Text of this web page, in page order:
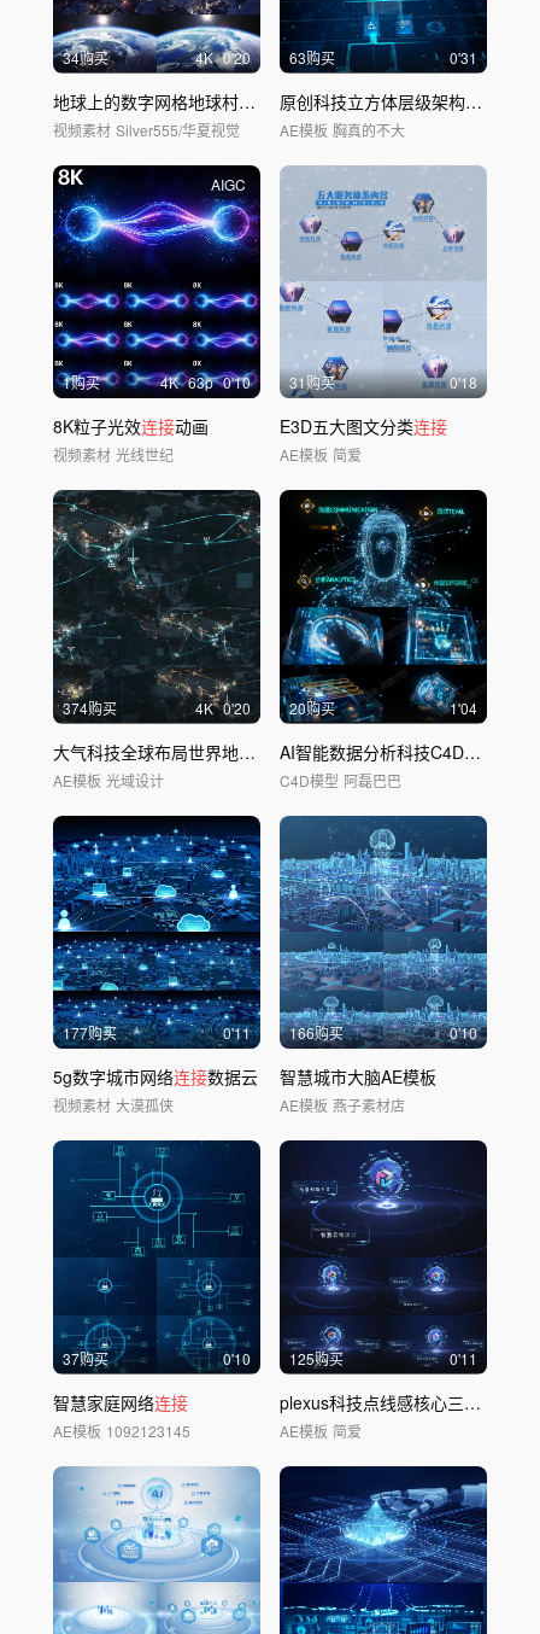
34购买 4K 0'20
地球上的数字网格地球村大数据宇宙星空
视频素材 Silver555/华夏视觉
63购买 0'31
原创科技立方体层级架构
连接
AE模板 胸真的不大
AIGC
1购买 4K 63p 0'10
8K粒子光效连接动画
视频素材 光线世纪
31购买 0'18
E3D五大图文分类连接
AE模板 简爱
374购买 4K 0'20
大气科技全球布局世界地图区位
AE模板 光域设计
20购买 1'04
AI智能数据分析科技C4D工程
C4D模型 阿磊巴巴
177购买 0'11
5g数字城市网络连接数据云
视频素材 大漠孤侠
166购买 0'10
智慧城市大脑AE模板
AE模板 燕子素材店
37购买 0'10
智慧家庭网络连接
AE模板 1092123145
125购买 0'11
plexus科技点线感核心三大平台字幕
AE模板 简爱